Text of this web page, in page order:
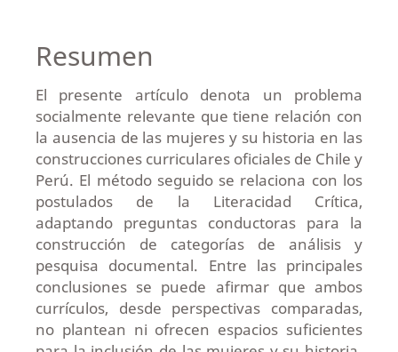
Resumen
El presente artículo denota un problema
socialmente relevante que tiene relación con
la ausencia de las mujeres y su historia en las
construcciones curriculares oficiales de Chile y
Perú. El método seguido se relaciona con los
postulados de la Literacidad Crítica,
adaptando preguntas conductoras para la
construcción de categorías de análisis y
pesquisa documental. Entre las principales
conclusiones se puede afirmar que ambos
currículos, desde perspectivas comparadas,
no plantean ni ofrecen espacios suficientes